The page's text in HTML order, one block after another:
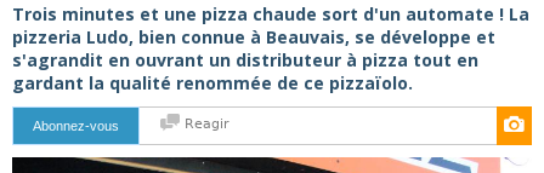
Trois minutes et une pizza chaude sort d'un automate ! La
pizzeria Ludo, bien connue à Beauvais, se développe et
s'agrandit en ouvrant un distributeur à pizza tout en
gardant la qualité renommée de ce pizzaïolo.
Abonnez-vous Reagir